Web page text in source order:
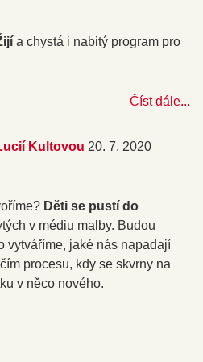
a chystá i nabitý program pro
Číst dále...
Kultovou 20. 7. 2020
Děti se pustí do
v médiu malby. Budou
vytváříme, jaké nás napadají
procesu, kdy se skvrny na
v něco nového.